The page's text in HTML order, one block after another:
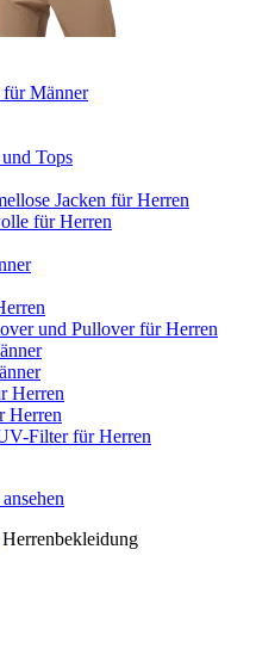
für Männer
Tops
Jacken für Herren
für Herren
und Pullover für Herren
Herren
Herren
Filter für Herren
Herrenbekleidung